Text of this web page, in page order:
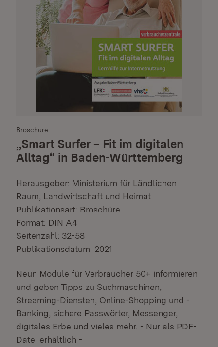
Broschüre
„Smart Surfer – Fit im digitalen
Alltag“ in Baden-Württemberg
Herausgeber: Ministerium für Ländlichen
Raum, Landwirtschaft und Heimat
Publikationsart: Broschüre
Format: DIN A4
Seitenzahl: 32-58
Publikationsdatum: 2021
Neun Module für Verbraucher 50+ informieren
und geben Tipps zu Suchmaschinen,
Streaming-Diensten, Online-Shopping und -
Banking, sichere Passwörter, Messenger,
digitales Erbe und vieles mehr. - Nur als PDF-
Datei erhältlich -